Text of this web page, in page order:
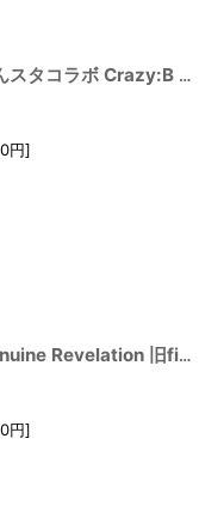
[191478 ]あんさんぶるスターズ！！プロセカ あんスタコラボ Crazy:B 天城燐音 桜河こはく 椎名ニキ HiMERU 「KING」コスプレ衣装
円]
[191474] あんさんぶるスターズ！！あんスタ Genuine Revelation 旧fine 乱凪砂 青葉つむぎ 天祥院英智 巴日和 コスプレ衣装
円]